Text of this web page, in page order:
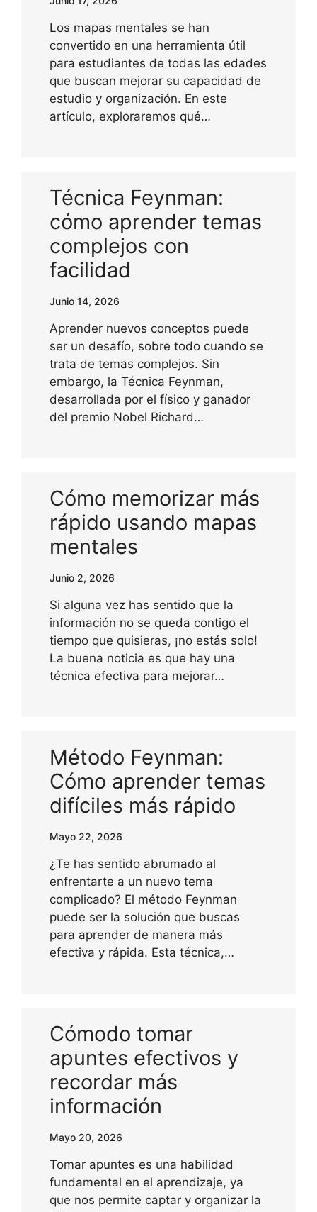
Los mapas mentales se han
convertido en una herramienta útil
para estudiantes de todas las edades
que buscan mejorar su capacidad de
estudio y organización. En este
artículo, exploraremos qué…
Técnica Feynman:
cómo aprender temas
complejos con
facilidad
Junio 14, 2026
Aprender nuevos conceptos puede
ser un desafío, sobre todo cuando se
trata de temas complejos. Sin
embargo, la Técnica Feynman,
desarrollada por el físico y ganador
del premio Nobel Richard…
Cómo memorizar más
rápido usando mapas
mentales
Junio 2, 2026
Si alguna vez has sentido que la
información no se queda contigo el
tiempo que quisieras, ¡no estás solo!
La buena noticia es que hay una
técnica efectiva para mejorar…
Método Feynman:
Cómo aprender temas
difíciles más rápido
Mayo 22, 2026
¿Te has sentido abrumado al
enfrentarte a un nuevo tema
complicado? El método Feynman
puede ser la solución que buscas
para aprender de manera más
efectiva y rápida. Esta técnica,…
Cómodo tomar
apuntes efectivos y
recordar más
información
Mayo 20, 2026
Tomar apuntes es una habilidad
fundamental en el aprendizaje, ya
que nos permite captar y organizar la